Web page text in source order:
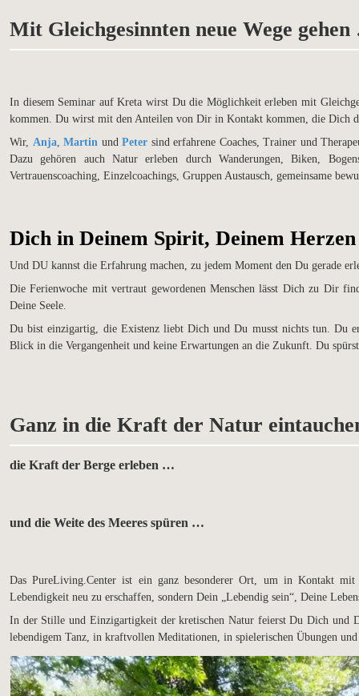
Mit Gleichgesinnten neue Wege
In diesem Seminar auf Kreta wirst Du die Möglichkeit erleben mit
kommen. Du wirst mit den Anteilen von Dir in Kontakt kommen, die Dich
Wir, Anja,Martin und Peter sind erfahrene Coaches, Trainer und
Dazu gehören auch Natur erleben durch Wanderungen, Biken,
Vertrauenscoaching, Einzelcoachings, Gruppen Austausch, gemeinsame
Dich in Deinem Spirit, Deinem
Und DU kannst die Erfahrung machen, zu jedem Moment den Du gerade
Die Ferienwoche mit vertraut gewordenen Menschen lässt Dich zu Dir
Deine Seele.
Du bist einzigartig, die Existenz liebt Dich und Du musst nichts tun. Du
Blick in die Vergangenheit und keine Erwartungen an die Zukunft. Du
Ganz in die Kraft der Natur
die Kraft der Berge erleben …
und die Weite des Meeres spüren …
Das PureLiving.Center ist ein ganz besonderer Ort, um in Kontakt
Lebendigkeit neu zu erschaffen, sondern Dein „Lebendig sein“, Deine
In der Stille und Einzigartigkeit der kretischen Natur feierst Du Dich und
lebendigem Tanz, in kraftvollen Meditationen, in spielerischen Übungen und